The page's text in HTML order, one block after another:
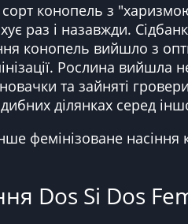
конопель з
раз і назавжди.
конопель вийшло з
Рослина
та зайняті
ділянках серед
фемінізоване
Dos Si Dos